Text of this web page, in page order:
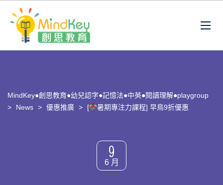
MindKey●創思教育●幼兒認字●記憶法●中英●閱讀理解●playgroup
>
News > 優惠推廣 > [ 暑期專注力課程] 早鳥9折優惠
9
6 月